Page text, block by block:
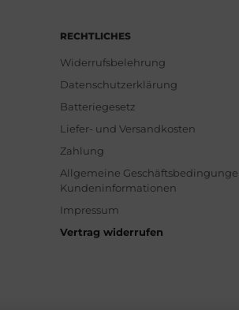
RECHTLICHES
Widerrufsbelehrung
Datenschutzerklärung
Batteriegesetz
Liefer- und Versandkosten
Zahlung
Allgemeine
Kundeninformationen
Impressum
Vertrag widerrufen